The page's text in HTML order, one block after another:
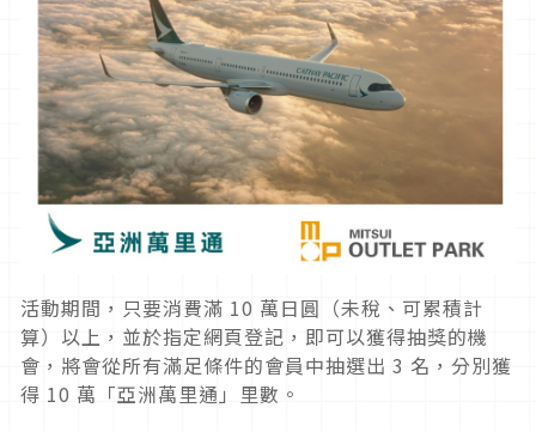
活動期間，只要消費滿 10 萬日圓（未稅、可累積計
算）以上，並於指定網頁登記，即可以獲得抽獎的機
會，將會從所有滿足條件的會員中抽選出 3 名，分別獲
得 10 萬「亞洲萬里通」里數。